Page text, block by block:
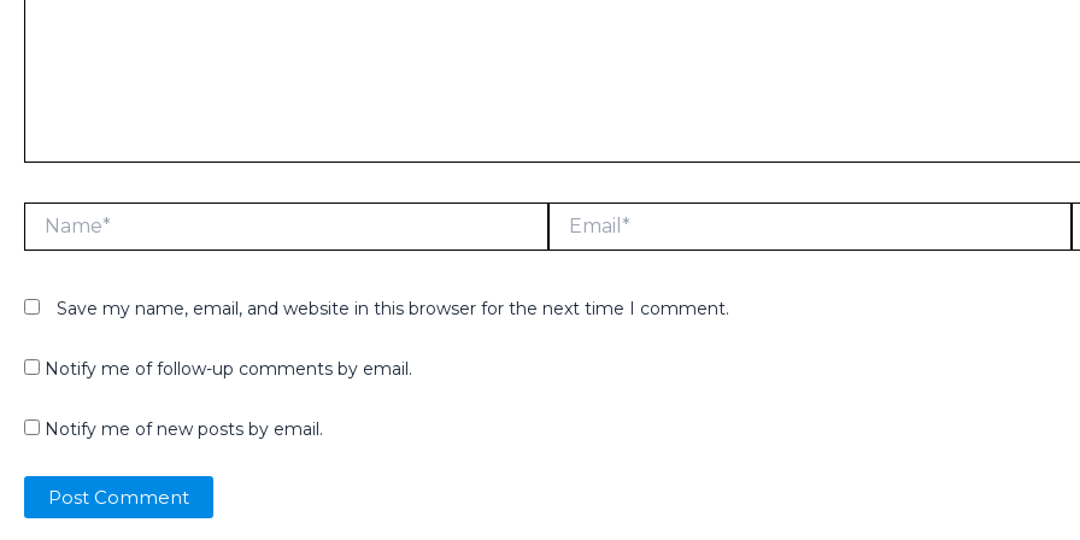
Save my name, email, and website in this browser for the next time I comment.
Notify me of follow-up comments by email.
Notify me of new posts by email.